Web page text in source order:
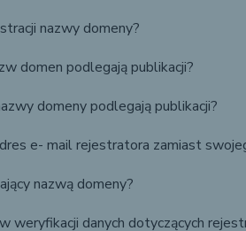
nazwy domeny?
domen podlegają publikacji?
domeny podlegają publikacji?
e- mail rejestratora zamiast
nazwą domeny?
weryfikacji danych dotyczących